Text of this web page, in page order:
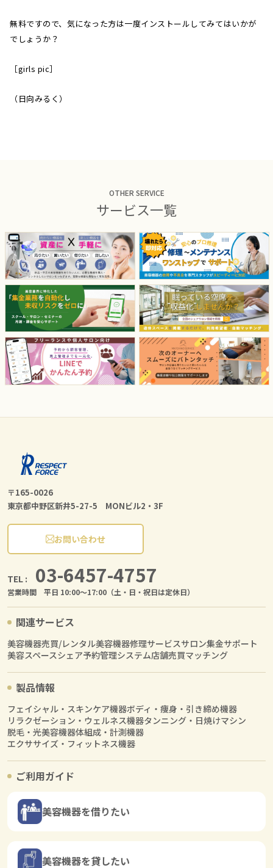
無料ですので、気になった方は一度インストールしてみてはいかが
でしょうか？
［girls pic］
（日向みるく）
OTHER SERVICE
サービス一覧
〒165-0026
東京都中野区新井5-27-5 MONビル2・3F
お問い合わせ
TEL : 03-6457-4757
営業時間 平日 10:00〜17:00（土・日・祝日は定休日）
関連サービス
美容機器売買/レンタル美容機器修理サービスサロン集金サポート
美容スペースシェア予約管理システム店舗売買マッチング
製品情報
フェイシャル・スキンケア機器ボディ・痩身・引き締め機器
リラクゼーション・ウェルネス機器タンニング・日焼けマシン
脱毛・光美容機器体組成・計測機器
エクササイズ・フィットネス機器
ご利用ガイド
美容機器を借りたい
美容機器を貸したい